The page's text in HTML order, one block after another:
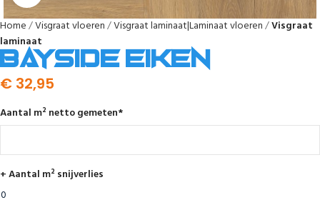
Home Visgraat vloeren Visgraat laminaat|Laminaat vloeren Visgraat
laminaat
Bayside eiken
€ 32,95
Aantal m² netto gemeten*
+ Aantal m² snijverlies